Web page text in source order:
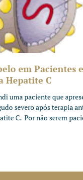
em Pacientes
Hepatite C
uma paciente que
severo após terapia
C. Por não serem